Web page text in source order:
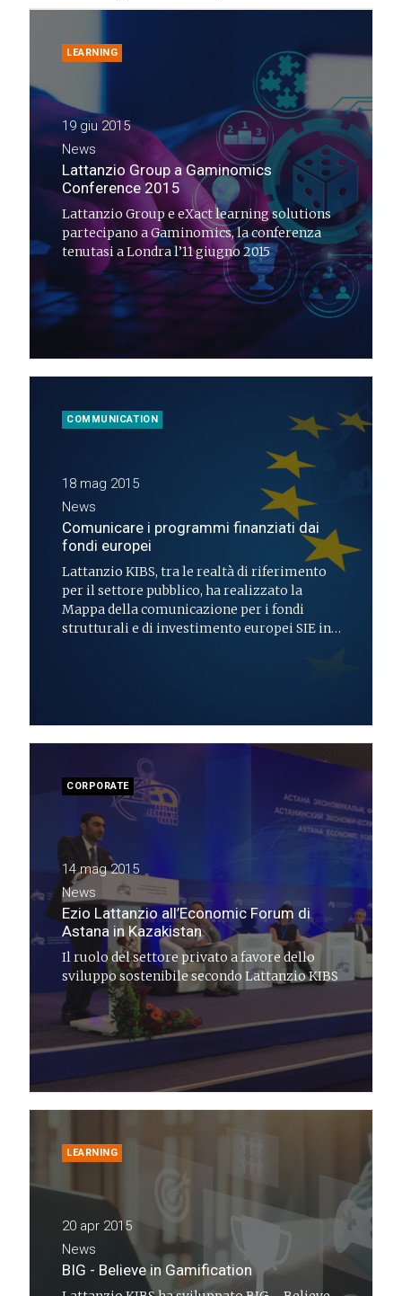
LEARNING
19 giu 2015
News
Lattanzio Group a Gaminomics
Conference 2015
Lattanzio Group e eXact learning solutions
partecipano a Gaminomics, la conferenza
tenutasi a Londra l’11 giugno 2015
COMMUNICATION
18 mag 2015
News
Comunicare i programmi finanziati dai
fondi europei
Lattanzio KIBS, tra le realtà di riferimento
per il settore pubblico, ha realizzato la
Mappa della comunicazione per i fondi
strutturali e di investimento europei SIE in
CORPORATE
14 mag 2015
News
Ezio Lattanzio all’Economic Forum di
Astana in Kazakistan
Il ruolo del settore privato a favore dello
sviluppo sostenibile secondo Lattanzio KIBS
LEARNING
20 apr 2015
News
BIG - Believe in Gamification